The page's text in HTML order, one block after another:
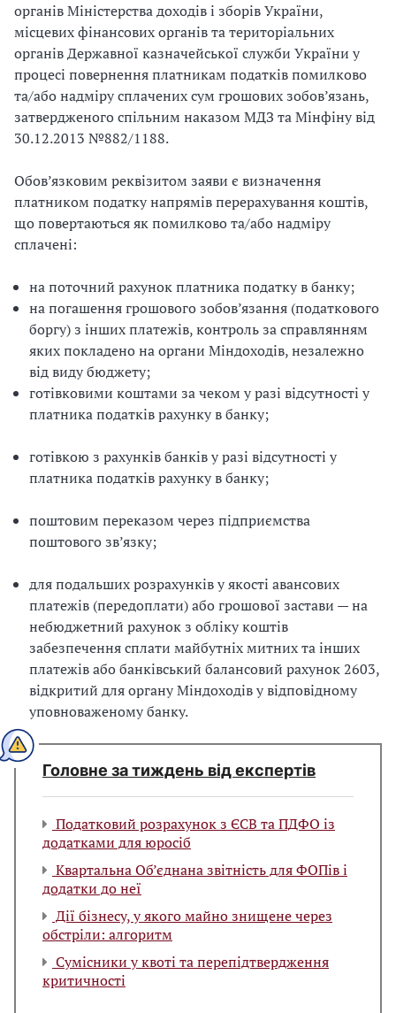
органів Міністерства доходів і зборів України,
місцевих фінансових органів та територіальних
органів Державної казначейської служби України у
процесі повернення платникам податків помилково
та/або надміру сплачених сум грошових зобов’язань,
затвердженого спільним наказом МДЗ та Мінфіну від
30.12.2013 №882/1188.
Обов’язковим реквізитом заяви є визначення
платником податку напрямів перерахування коштів,
що повертаються як помилково та/або надміру
сплачені:
на поточний рахунок платника податку в банку;
на погашення грошового зобов’язання (податкового
боргу) з інших платежів, контроль за справлянням
яких покладено на органи Міндоходів, незалежно
від виду бюджету;
готівковими коштами за чеком у разі відсутності у
платника податків рахунку в банку;
готівкою з рахунків банків у разі відсутності у
платника податків рахунку в банку;
поштовим переказом через підприємства
поштового зв’язку;
для подальших розрахунків у якості авансових
платежів (передоплати) або грошової застави — на
небюджетний рахунок з обліку коштів
забезпечення сплати майбутніх митних та інших
платежів або банківський балансовий рахунок 2603,
відкритий для органу Міндоходів у відповідному
уповноваженому банку.
Головне за тиждень від експертів
Податковий розрахунок з ЄСВ та ПДФО із
додатками для юросіб
Квартальна Об’єднана звітність для ФОПів і
додатки до неї
Дії бізнесу, у якого майно знищене через
обстріли: алгоритм
Сумісники у квоті та перепідтвердження
критичності